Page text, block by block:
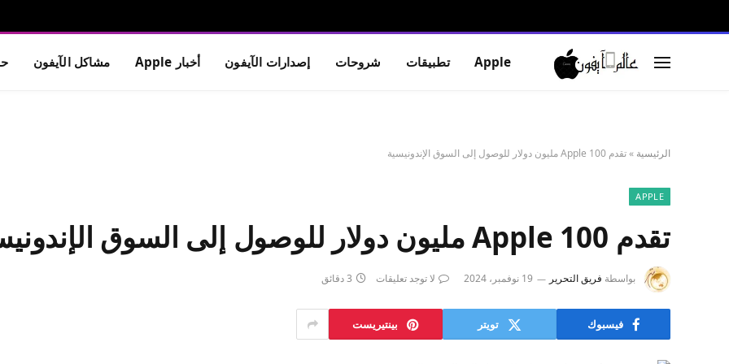
Apple تطبيقات شروحات إصدارات الآيفون أخبار Apple مشاكل الآيفون
الرئيسية »تقدم Apple 100 مليون دولار للوصول إلى السوق الإندونيسية
APPLE
تقدم Apple 100 مليون دولار للوصول إلى السوق الإندونيسية
بواسطة فريق التحرير 19 نوفمبر، 2024 لا توجد تعليقات 3 دقائق
فيسبوك تويتر بينتيريست